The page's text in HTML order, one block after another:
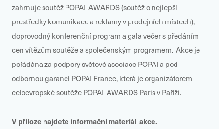
zahrnuje soutěž POPAI AWARDS (soutěž o nejlepší
prostředky komunikace a reklamy v prodejních místech),
doprovodný konferenční program a gala večer s předáním
cen vítězům soutěže a společenským programem. Akce je
pořádána za podpory světové asociace POPAI a pod
odbornou garancí POPAI France, která je organizátorem
celoevropské soutěže POPAI AWARDS Paris v Paříži.
V příloze najdete informační materiál akce.